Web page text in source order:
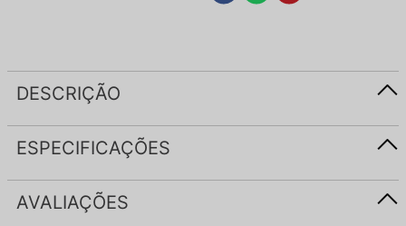
DESCRIÇÃO
ESPECIFICAÇÕES
AVALIAÇÕES